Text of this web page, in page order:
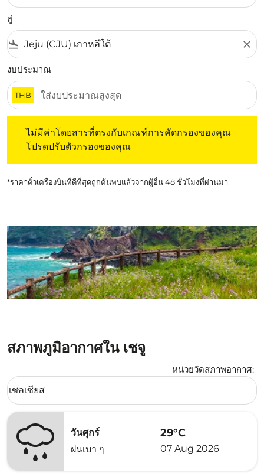
สู่
flight_land close
งบประมาณ
THB
ไม่มีค่าโดยสารที่ตรงกับเกณฑ์การคัดกรองของคุณ
โปรดปรับตัวกรองของคุณ
*ราคาตั๋วเครื่องบินที่ดีที่สุดถูกค้นพบแล้วจากผู้อื่น 48 ชั่วโมงที่ผ่านมา
สภาพภูมิอากาศใน เชจู
หน่วยวัดสภาพอากาศ:
Weather unit option เซลเซียส Selected
เซลเซียส
keyboard_arrow_down
วันศุกร์
ฝนเบา ๆ
29°C
07 Aug 2026